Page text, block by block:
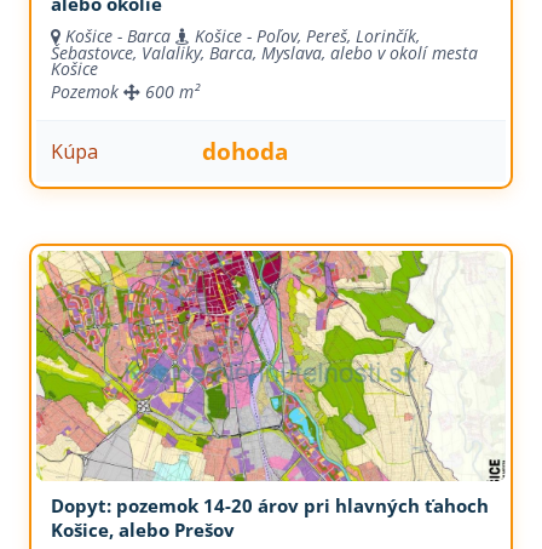
Košice - Barca Košice - Poľov, Pereš, Lorinčík,
Šebastovce, Valaliky, Barca, Myslava, alebo v okolí mesta
Košice
Pozemok
600 m²
Kúpa dohoda
Dopyt: pozemok 14-20 árov pri hlavných ťahoch
Košice, alebo Prešov